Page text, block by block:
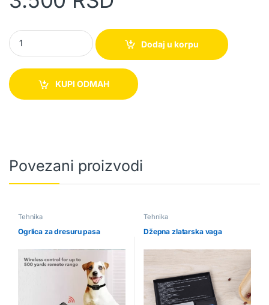
Kompletan profesionalni kondenzatorski mikrofon quantity
Dodaj u korpu
KUPI ODMAH
Povezani proizvodi
Tehnika
Ogrlica za dresuru pasa
Tehnika
Džepna zlatarska vaga